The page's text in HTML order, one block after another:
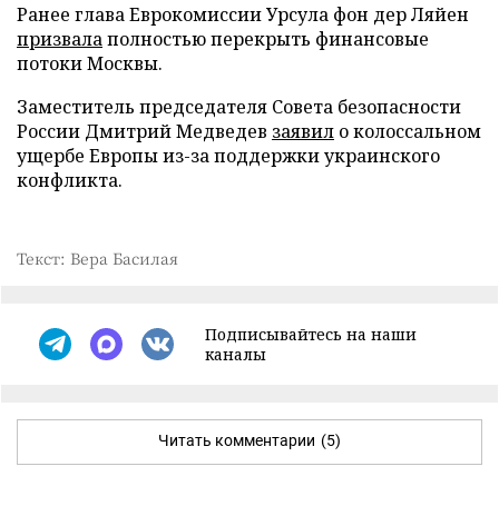
Ранее глава Еврокомиссии Урсула фон дер Ляйен
призвалаполностью перекрыть финансовые
потоки Москвы.
Заместитель председателя Совета безопасности
России Дмитрий Медведев заявил о колоссальном
ущербе Европы из-за поддержки украинского
конфликта.
Текст: Вера Басилая
Подписывайтесь на наши
каналы
Читать комментарии (5)